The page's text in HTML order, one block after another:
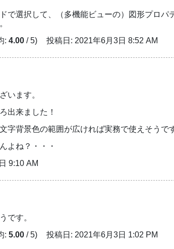
で選択して、（多機能ビューの）図形プロ
:4.00 / 5) 投稿日: 2021年6月3日 8:52 AM
います。
出来ました！
字背景色の範囲が広ければ実務で使えそうで
よね？・・・
9:10 AM
です。
:5.00 / 5) 投稿日: 2021年6月3日 1:02 PM